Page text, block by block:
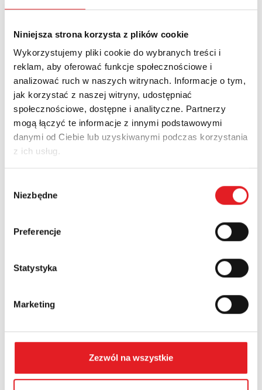
Niniejsza strona korzysta z plików cookie
Wykorzystujemy pliki cookie do wybranych treści i
reklam, aby oferować funkcje społecznościowe i
analizować ruch w naszych witrynach. Informacje o tym,
jak korzystać z naszej witryny, udostępniać
społecznościowe, dostępne i analityczne. Partnerzy
mogą łączyć te informacje z innymi podstawowymi
danymi od Ciebie lub uzyskiwanymi podczas korzystania
z ich usług.
zgody
Niezbędne
Preferencje
Statystyka
Marketing
Zezwól na wszystkie
Nowości